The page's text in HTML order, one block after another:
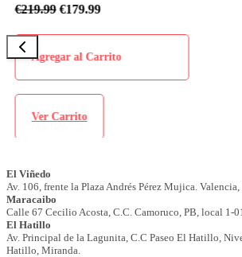
219.99 €179.99
Agregar al Carrito
Ver Carrito